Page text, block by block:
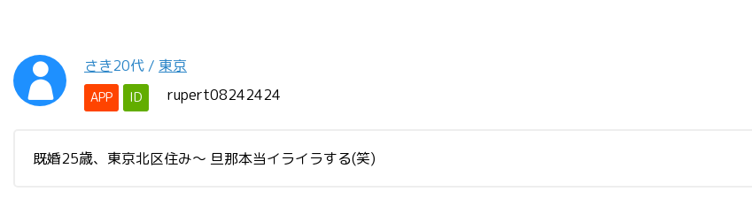
さき20代 / 東京
APP ID rupert08242424
既婚25歳、東京北区住み～ 旦那本当イライラする(笑)